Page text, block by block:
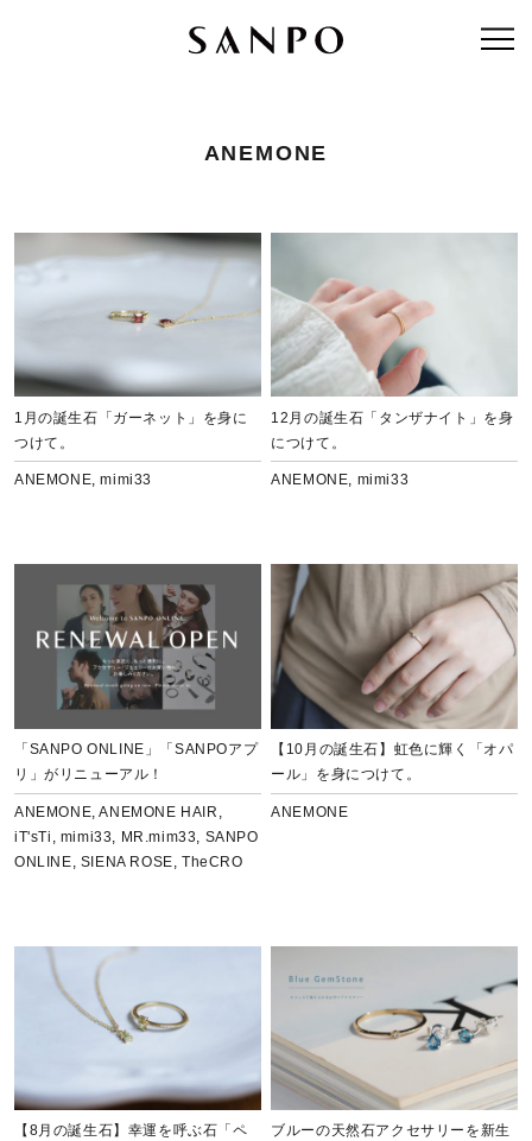
ANEMONE
1月の誕生石「ガーネット」を身に
つけて。
ANEMONE,mimi33
12月の誕生石「タンザナイト」を身
につけて。
ANEMONE, mimi33
「SANPO ONLINE」「SANPOアプ
リ」がリニューアル！
ANEMONE ,ANEMONE HAIR
iT'sTi
mimi33 MR.mim33
SANPO
ONLINE SIENA ROSE ,TheCRO
【10月の誕生石】虹色に輝く「オパ
ール」を身につけて。
ANEMONE
【8月の誕生石】幸運を呼ぶ石「ペ
ブルーの天然石アクセサリーを新生